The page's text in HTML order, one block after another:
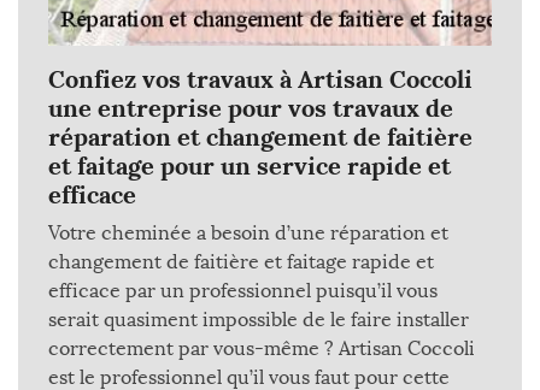
Confiez vos travaux à Artisan Coccoli
une entreprise pour vos travaux de
réparation et changement de faitière
et faitage pour un service rapide et
efficace
Votre cheminée a besoin d’une réparation et
changement de faitière et faitage rapide et
efficace par un professionnel puisqu’il vous
serait quasiment impossible de le faire installer
correctement par vous-même ? Artisan Coccoli
est le professionnel qu’il vous faut pour cette